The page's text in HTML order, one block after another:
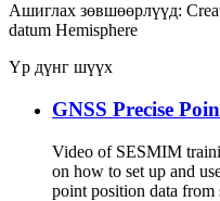
Ашиглах зөвшөөрлүүд:
datum Hemisphere
Үр дүнг шүүх
GNSS Precise
Video of SESMIM
on how to set up and
point position data